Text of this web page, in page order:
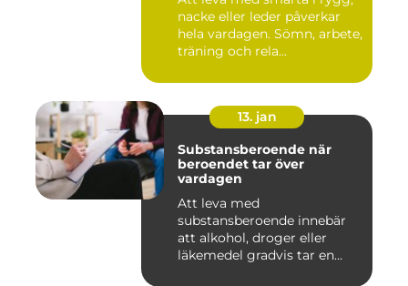
nacke eller leder påverkar
hela vardagen. Sömn, arbete,
träning och rela...
13. jan
Substansberoende när
beroendet tar över
vardagen
Att leva med
substansberoende innebär
att alkohol, droger eller
läkemedel gradvis tar en